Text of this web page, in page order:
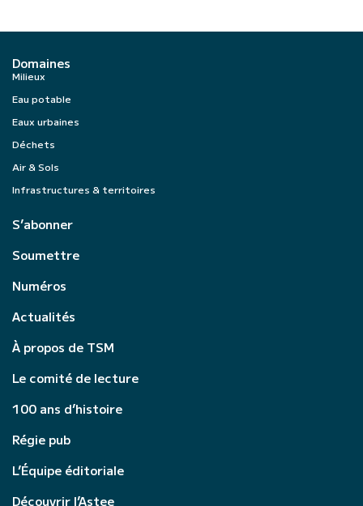
Domaines
Milieux
Eau potable
Eaux urbaines
Déchets
Air & Sols
Infrastructures & territoires
S’abonner
Soumettre
Numéros
Actualités
À propos de TSM
Le comité de lecture
100 ans d’histoire
Régie pub
L’Équipe éditoriale
Découvrir l’Astee